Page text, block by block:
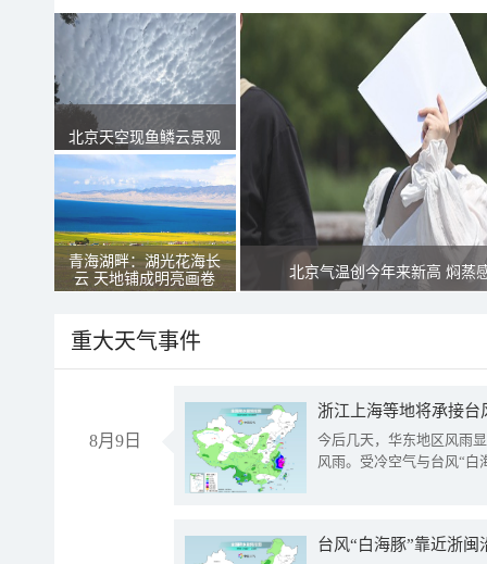
北京天空现鱼鳞云景观
青海湖畔：湖光花海长
云 天地铺成明亮画卷
北京气温创今年来新高 焖蒸
重大天气事件
8月9日
浙江上海等地将承接台
今后几天，华东地区风雨
风雨。受冷空气与台风“白
台风“白海豚”靠近浙